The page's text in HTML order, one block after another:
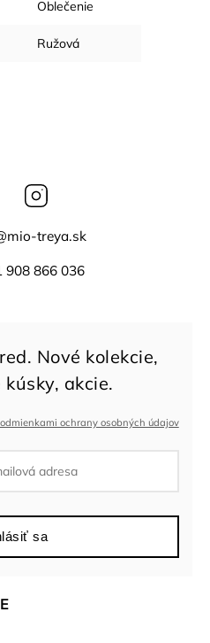
Oblečenie
Ružová
Facebook
mio-treya.sk
908 866 036
ochrany osobných údajov
sa